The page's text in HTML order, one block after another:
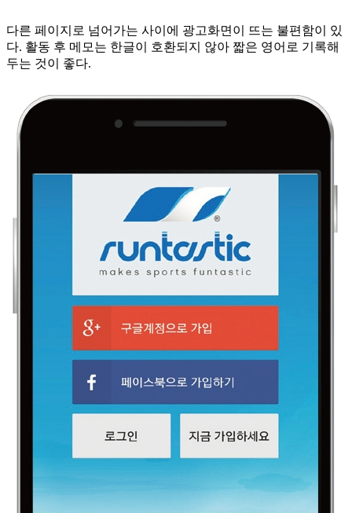
다른 페이지로 넘어가는 사이에 광고화면이 뜨는 불편함이 있
다. 활동 후 메모는 한글이 호환되지 않아 짧은 영어로 기록해
두는 것이 좋다.